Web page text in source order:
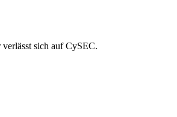
sich auf CySEC.